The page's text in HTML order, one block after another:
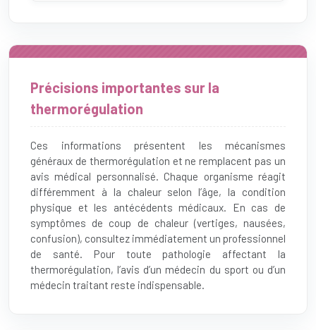
Précisions importantes sur la
thermorégulation
Ces informations présentent les mécanismes
généraux de thermorégulation et ne remplacent pas un
avis médical personnalisé. Chaque organisme réagit
différemment à la chaleur selon l’âge, la condition
physique et les antécédents médicaux. En cas de
symptômes de coup de chaleur (vertiges, nausées,
confusion), consultez immédiatement un professionnel
de santé. Pour toute pathologie affectant la
thermorégulation, l’avis d’un médecin du sport ou d’un
médecin traitant reste indispensable.